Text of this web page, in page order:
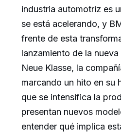
industria automotriz es
se está acelerando, y
frente de esta
lanzamiento de la
Neue Klasse, la
marcando un hito en su
que se intensifica la
presentan nuevos
entender qué implica